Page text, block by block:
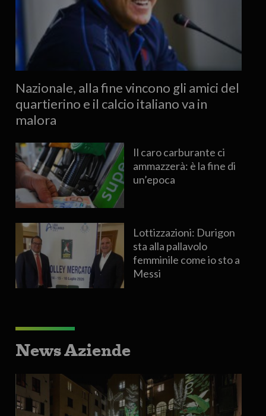
Nazionale, alla fine vincono gli amici del
quartierino e il calcio italiano va in
malora
Il caro carburante ci
ammazzerà: è la fine di
un’epoca
Lottizzazioni: Durigon
sta alla pallavolo
femminile come io sto a
Messi
News Aziende